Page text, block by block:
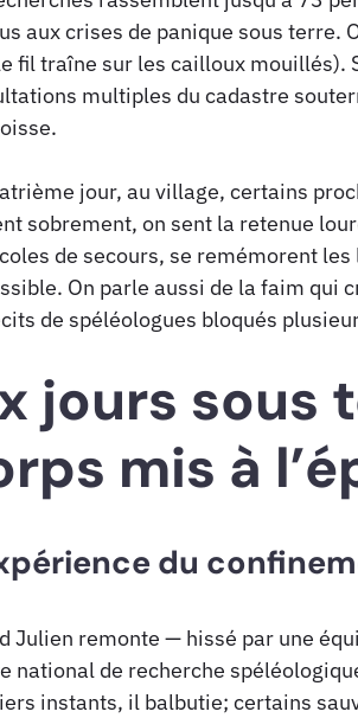
aux crises de panique sous terre.
fil traîne sur les cailloux
multiples du cadastre
jour, au village, certains
sobrement, on sent la retenue
de secours, se remémorent
On parle aussi de la faim qui
de spéléologues bloqués
jours sous
mis à
du
Julien remonte — hissé par une
national de recherche
instants, il balbutie; certains